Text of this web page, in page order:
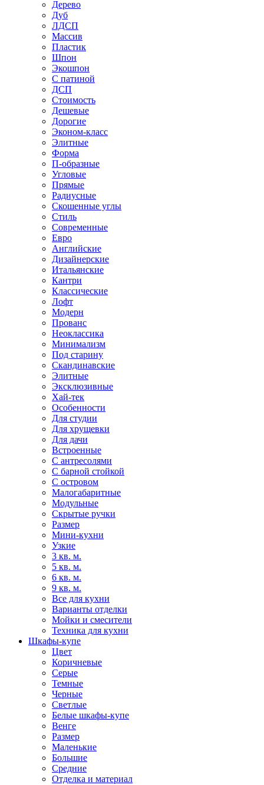
Дерево
Дуб
ЛДСП
Массив
Пластик
Шпон
Экошпон
С патиной
ДСП
Стоимость
Дешевые
Дорогие
Эконом-класс
Элитные
Форма
П-образные
Угловые
Прямые
Радиусные
Скошенные углы
Стиль
Современные
Евро
Английские
Дизайнерские
Итальянские
Кантри
Классические
Лофт
Модерн
Прованс
Неоклассика
Минимализм
Под старину
Скандинавские
Элитные
Эксклюзивные
Хай-тек
Особенности
Для студии
Для хрущевки
Для дачи
Встроенные
С антресолями
С барной стойкой
С островом
Малогабаритные
Модульные
Скрытые ручки
Размер
Мини-кухни
Узкие
3 кв. м.
5 кв. м.
6 кв. м.
9 кв. м.
Все для кухни
Варианты отделки
Мойки и смесители
Техника для кухни
Шкафы-купе
Цвет
Коричневые
Серые
Темные
Черные
Светлые
Белые шкафы-купе
Венге
Размер
Маленькие
Большие
Средние
Отделка и материал